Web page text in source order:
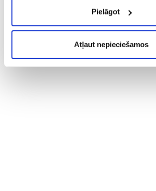
Pielāgot
Atļaut nepieciešamos